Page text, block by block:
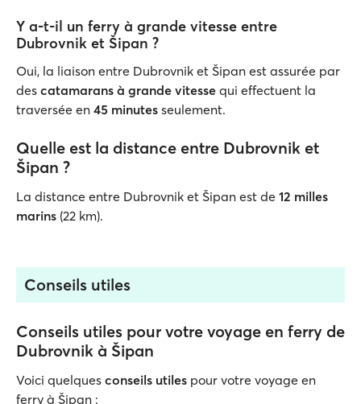
Y a-t-il un ferry à grande vitesse entre
Dubrovnik et Šipan ?
Oui, la liaison entre Dubrovnik et Šipan est assurée par
des catamarans à grande vitesse qui effectuent la
traversée en 45 minutes seulement.
Quelle est la distance entre Dubrovnik et
Šipan ?
La distance entre Dubrovnik et Šipan est de 12 milles
marins (22 km).
Conseils utiles
Conseils utiles pour votre voyage en ferry de
Dubrovnik à Šipan
Voici quelques conseils utiles pour votre voyage en
ferry à Šipan :